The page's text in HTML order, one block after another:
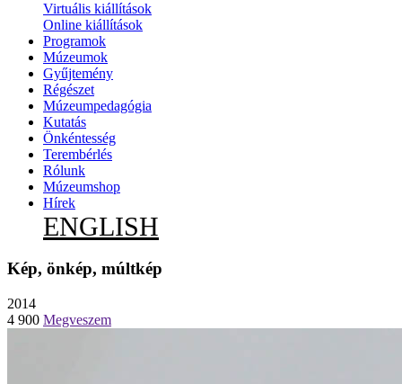
Virtuális kiállítások
Online kiállítások
Programok
Múzeumok
Gyűjtemény
Régészet
Múzeumpedagógia
Kutatás
Önkéntesség
Terembérlés
Rólunk
Múzeumshop
Hírek
ENGLISH
Kép, önkép, múltkép
2014
4 900 Megveszem